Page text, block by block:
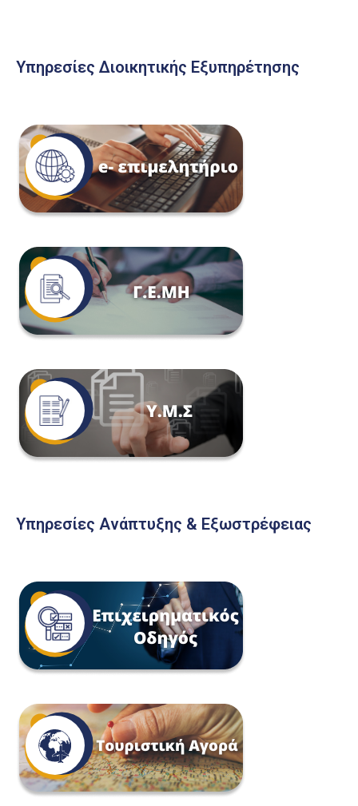
Υπηρεσίες Διοικητικής Εξυπηρέτησης
Υπηρεσίες Ανάπτυξης & Εξωστρέφειας